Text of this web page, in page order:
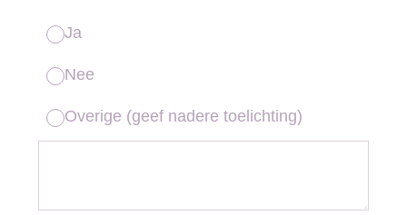
Ja
Nee
Overige (geef nadere toelichting)